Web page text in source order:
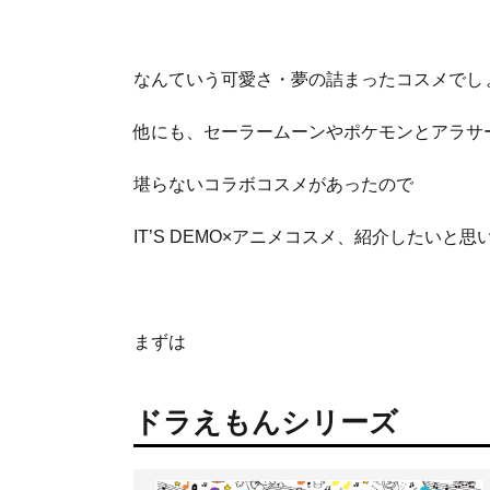
なんていう可愛さ・夢の詰まったコスメでし
他にも、セーラームーンやポケモンとアラサ
堪らないコラボコスメがあったので
IT’S DEMO×アニメコスメ、紹介したいと思
まずは
ドラえもんシリーズ